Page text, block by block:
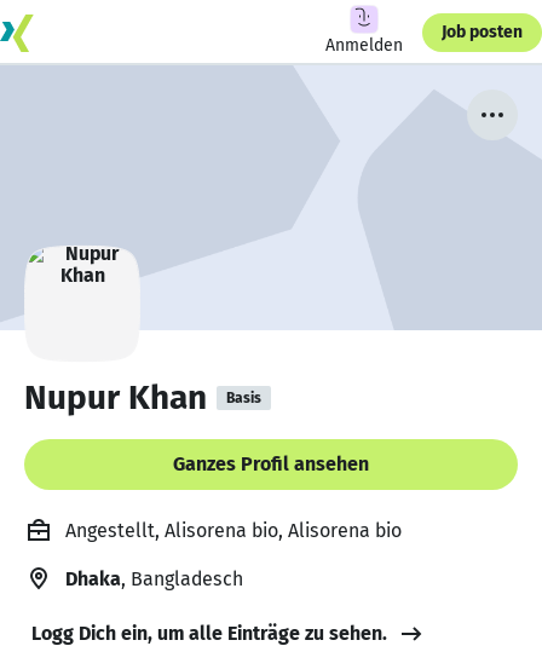
Anmelden
Job posten
Nupur Khan Basis
Ganzes Profil ansehen
Angestellt, Alisorena bio, Alisorena bio
Dhaka, Bangladesch
Logg Dich ein, um alle Einträge zu sehen.